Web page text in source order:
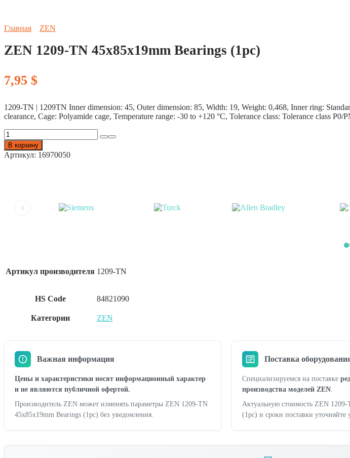
Главная ZEN
ZEN 1209-TN 45x85x19mm Bearings (1pc)
7,95 $
1209-TN | 1209TN Inner dimension: 45, Outer dimension: 85, Width: 19, Weight: 0,468, Inner ring:
clearance, Cage: Polyamide cage, Temperature range: -30 to +120 °C, Tolerance class: Tolerance class
Количество
товара
ZEN
1209-
В корзину
Артикул: 16970050
‹
Артикул производителя 1209-TN
HS Code 84821090
Категории ZEN
Важная информация
Цены и характеристики носят информационный характер
и не являются публичной офертой.
Производитель ZEN может изменять параметры ZEN 1209-TN
45x85x19mm Bearings (1pc) без уведомления.
Поставка
Специализируемся на поставке
производства моделей ZEN
Актуальную стоимость ZEN
(1pc) и сроки поставки уточняйте